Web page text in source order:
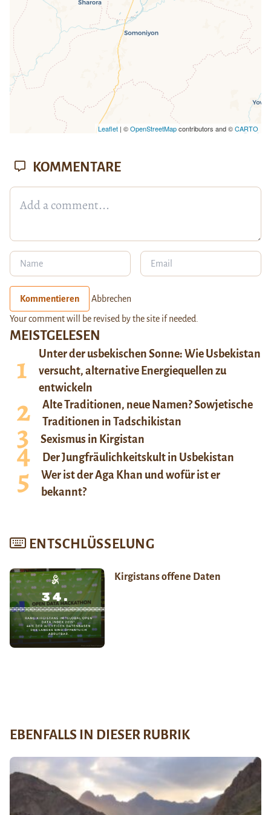
Leaflet| ©OpenStreetMapcontributors and ©CARTO
MEISTGELESEN
Unter der usbekischen Sonne: Wie Usbekistan
versucht, alternative Energiequellen zu
entwickeln
Alte Traditionen, neue Namen? Sowjetische
Traditionen in Tadschikistan
Sexismus in Kirgistan
Der Jungfräulichkeitskult in Usbekistan
Wer ist der Aga Khan und wofür ist er
bekannt?
ENTSCHLÜSSELUNG
Kirgistans offene Daten
KOMMENTARE
Kommentieren Abbrechen
Your comment will be revised by the site if needed.
EBENFALLS IN DIESER RUBRIK